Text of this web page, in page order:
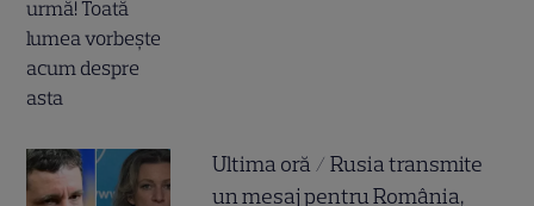
Ultima oră / Rusia transmite
un mesaj pentru România,